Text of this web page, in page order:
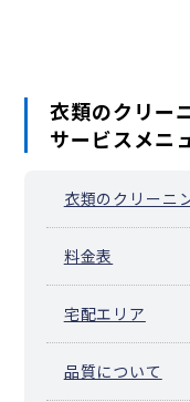
衣類のクリー
サービスメニ
衣類のクリーニ
料金表
宅配エリア
品質について